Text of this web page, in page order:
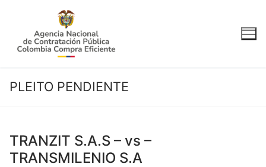
contenido
PLEITO PENDIENTE
TRANZIT S.A.S – vs –
TRANSMILENIO S.A